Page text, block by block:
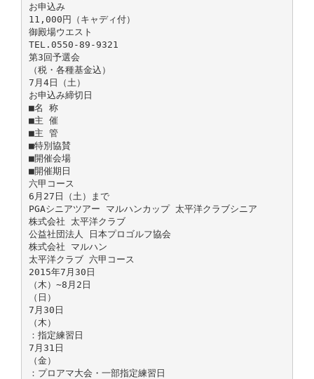
お申込み
11,000円（キャディ付）
御殿場ウエスト
TEL.0550-89-9321
第3回予選会
（税・各種基金込）
7月4日（土）
お申込み締切日
■名 称
■主 催
■主 管
■特別協賛
■開催会場
■開催期日
六甲コース
6月27日（土）まで
PGAシニアツアー マルハンカップ 太平洋クラブシニア
株式会社 太平洋クラブ
公益社団法人 日本プロゴルフ協会
株式会社 マルハン
太平洋クラブ 六甲コース
2015年7月30日
（木）∼8月2日
（日）
7月30日
（木）
：指定練習日
7月31日
（金）
：プロアマ大会・一部指定練習日